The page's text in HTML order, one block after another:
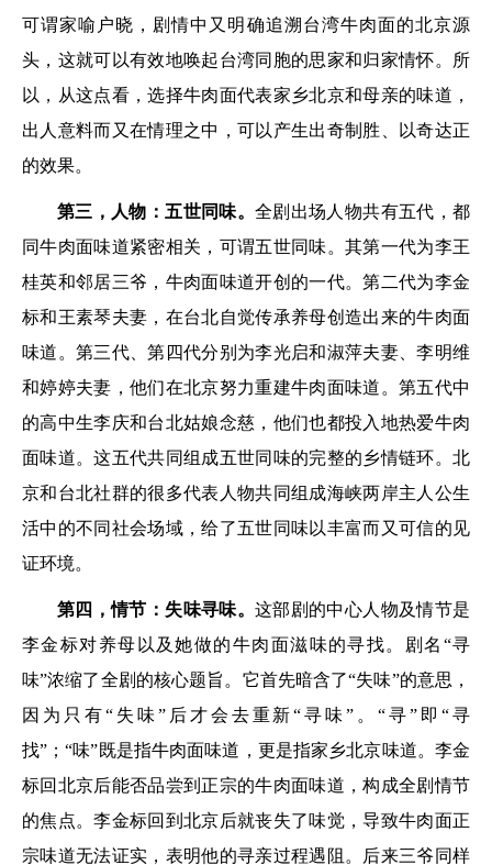
可谓家喻户晓，剧情中又明确追溯台湾牛肉面的北京源
头，这就可以有效地唤起台湾同胞的思家和归家情怀。所
以，从这点看，选择牛肉面代表家乡北京和母亲的味道，
出人意料而又在情理之中，可以产生出奇制胜、以奇达正
的效果。
第三，人物：五世同味。 全剧出场人物共有五代，都
同牛肉面味道紧密相关，可谓五世同味。其第一代为李王
桂英和邻居三爷，牛肉面味道开创的一代。第二代为李金
标和王素琴夫妻，在台北自觉传承养母创造出来的牛肉面
味道。第三代、第四代分别为李光启和淑萍夫妻、李明维
和婷婷夫妻，他们在北京努力重建牛肉面味道。第五代中
的高中生李庆和台北姑娘念慈，他们也都投入地热爱牛肉
面味道。这五代共同组成五世同味的完整的乡情链环。北
京和台北社群的很多代表人物共同组成海峡两岸主人公生
活中的不同社会场域，给了五世同味以丰富而又可信的见
证环境。
第四，情节：失味寻味。 这部剧的中心人物及情节是
李金标对养母以及她做的牛肉面滋味的寻找。剧名“寻
味”浓缩了全剧的核心题旨。它首先暗含了“失味”的意思，
因为只有“失味”后才会去重新“寻味”。“寻”即“寻
找”；“味”既是指牛肉面味道，更是指家乡北京味道。李金
标回北京后能否品尝到正宗的牛肉面味道，构成全剧情节
的焦点。李金标回到北京后就丧失了味觉，导致牛肉面正
宗味道无法证实，表明他的寻亲过程遇阻。后来三爷同样